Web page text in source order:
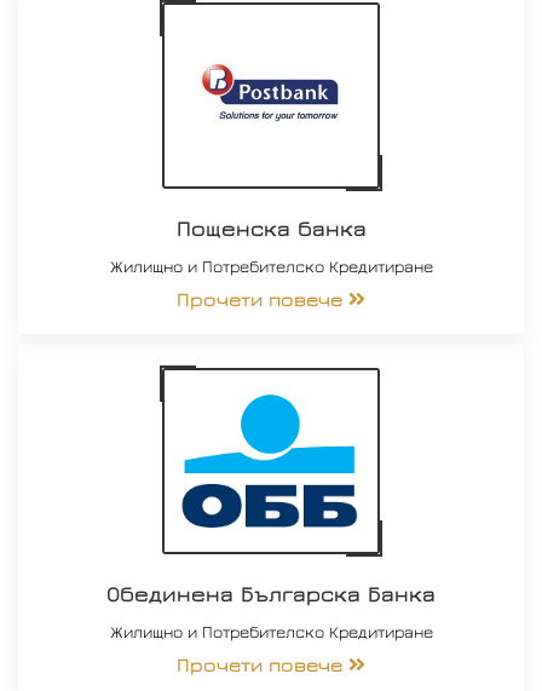
Пощенска банка
Жилищно и Потребителско Кредитиране
Прочети повече
Обединена Българска Банка
Жилищно и Потребителско Кредитиране
Прочети повече